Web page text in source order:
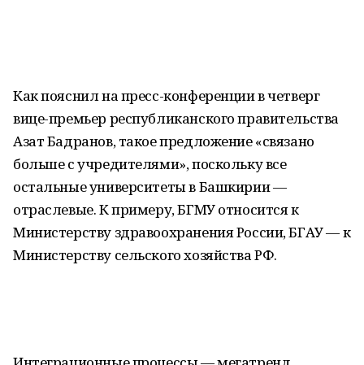
Как пояснил на пресс-конференции в четверг
вице-премьер республиканского правительства
Азат Бадранов, такое предложение «связано
больше с учредителями», поскольку все
остальные университеты в Башкирии —
отраслевые. К примеру, БГМУ относится к
Министерству здравоохранения России, БГАУ — к
Министерству сельского хозяйства РФ.